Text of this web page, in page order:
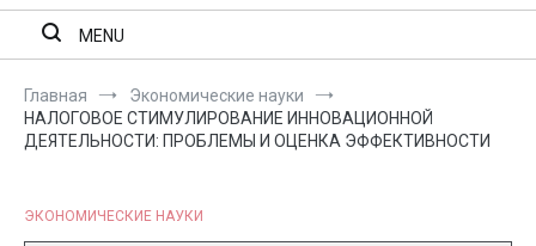
MENU
Главная
Экономические науки
НАЛОГОВОЕ СТИМУЛИРОВАНИЕ ИННОВАЦИОННОЙ
ДЕЯТЕЛЬНОСТИ: ПРОБЛЕМЫ И ОЦЕНКА ЭФФЕКТИВНОСТИ
ЭКОНОМИЧЕСКИЕ НАУКИ